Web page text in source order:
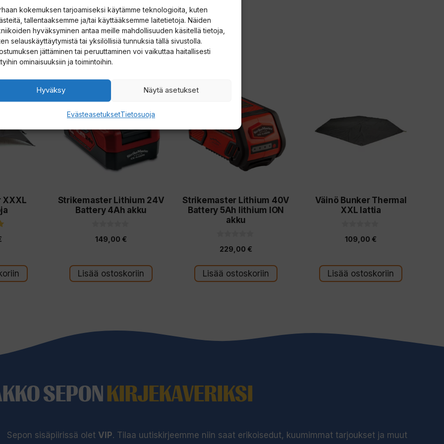
kokemuksen tarjoamiseksi käytämme teknologioita, kuten
tallentaaksemme ja/tai käyttääksemme laitetietoja. Näiden
hyväksyminen antaa meille mahdollisuuden käsitellä tietoja,
selauskäyttäytymistä tai yksilöllisiä tunnuksia tällä sivustolla.
jättäminen tai peruuttaminen voi vaikuttaa haitallisesti
ominaisuuksiin ja toimintoihin.
Hyväksy Näytä asetukset
EvästeasetuksetTietosuoja
XXXL
Strikemaster Lithium 24V
Battery 4Ah akku
ä
149,00 €
Lisää ostoskoriin
Strikemaster Lithium 40V
Battery 5Ah lithium ION
akku
5
s
t
ä
229,00 €
Lisää ostoskoriin
Väinö Bunker Thermal
XXL lattia
ä
109,00 €
Lisää ostoskoriin
SEPONKIRJEKAVERIKSI
Sepon sisäpiirissä oletVIP. Tilaa uutiskirjeemme niin saat erikoisedut, kuumimmat tarjoukset ja muut